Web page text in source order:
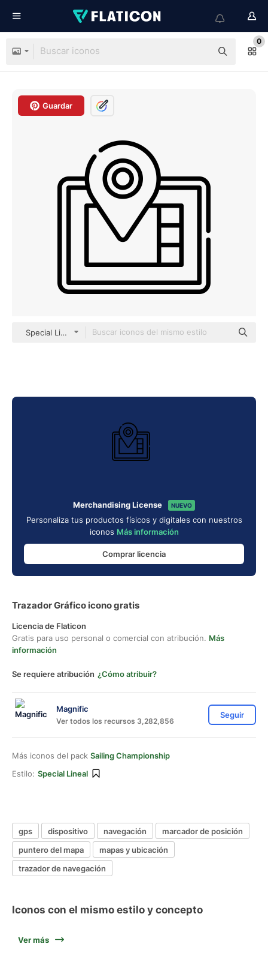
0
Guardar
Special Lineal
Merchandising License NUEVO
Personaliza tus productos físicos y digitales con nuestros
iconos Más información
Comprar licencia
Trazador Gráfico icono gratis
Licencia de Flaticon
Gratis para uso personal o comercial con atribución. Más
información
Se requiere atribución ¿Cómo atribuir?
Magnific
Ver todos los recursos 3,282,856
Seguir
Más iconos del pack Sailing Championship
Estilo: Special Lineal
gps dispositivo navegación
marcador de posición
puntero del mapa
mapas y ubicación
trazador de navegación
Iconos con el mismo estilo y concepto
Ver más